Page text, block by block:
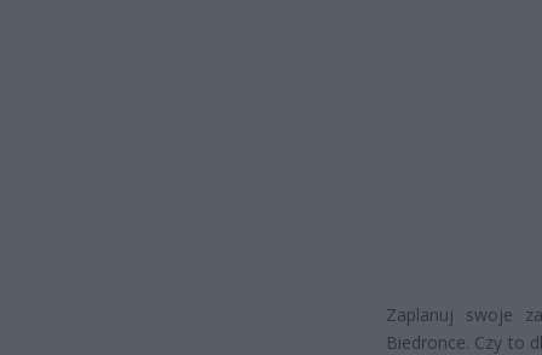
Zaplanuj swoje
Biedronce. Czy to